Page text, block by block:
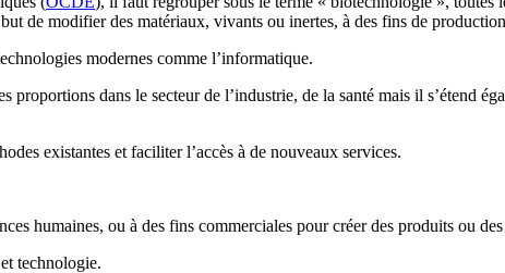
de modifier des matériaux, vivants ou inertes, à des fins de
modernes comme l’informatique.
dans le secteur de l’industrie, de la santé mais il s’étend
existantes et faciliter l’accès à de nouveaux services.
humaines, ou à des fins commerciales pour créer des produits ou
technologie.